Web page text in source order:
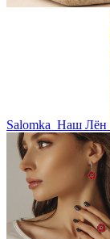
Salomka Наш Лён